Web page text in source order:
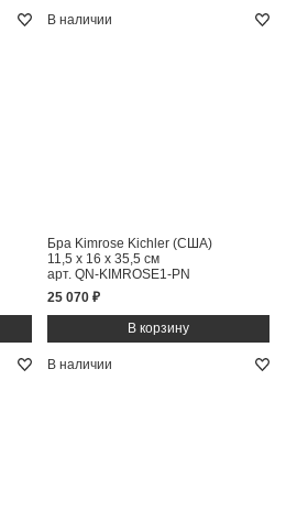
В наличии
Бра Kimrose Kichler (США)
11,5 x 16 x 35,5 см
арт. QN-KIMROSE1-PN
25 070 ₽
В наличии